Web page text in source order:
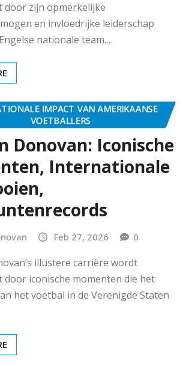
door zijn opmerkelijke
en invloedrijke leiderschap
nationale team.…
IMPACT VAN AMERIKAANSE
VOETBALLERS
Donovan: Iconische
Internationale
Feb 27, 2026 0
illustere carrière wordt
door iconische momenten die het
het voetbal in de Verenigde Staten